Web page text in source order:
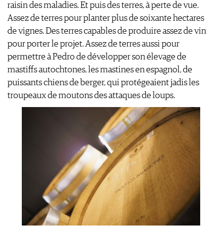
raisin des maladies. Et puis des terres, à perte de vue.
Assez de terres pour planter plus de soixante hectares
de vignes. Des terres capables de produire assez de vin
pour porter le projet. Assez de terres aussi pour
permettre à Pedro de développer son élevage de
mastiffs autochtones, les mastines en espagnol, de
puissants chiens de berger, qui protégeaient jadis les
troupeaux de moutons des attaques de loups.